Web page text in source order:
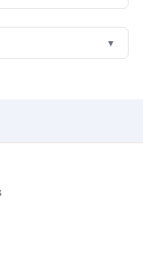
▼